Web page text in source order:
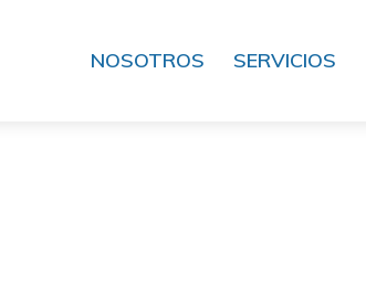
NOSOTROS SERVICIOS